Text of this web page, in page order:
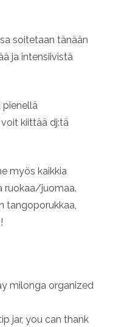
soitetaan tänään
ja intensiivistä
pienellä
kiittää dj:tä
myös kaikkia
ruokaa/juomaa.
tangoporukkaa,
milonga organized
jar, you can thank